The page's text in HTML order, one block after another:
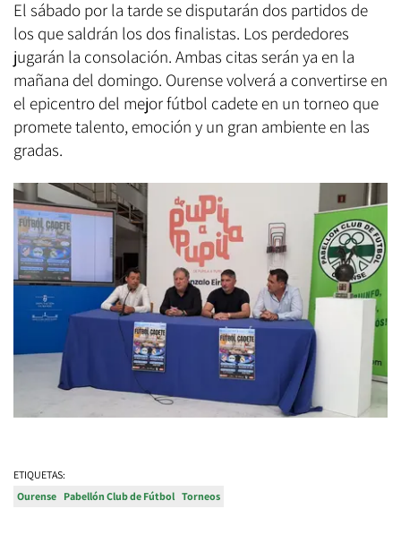
El sábado por la tarde se disputarán dos partidos de
los que saldrán los dos finalistas. Los perdedores
jugarán la consolación. Ambas citas serán ya en la
mañana del domingo. Ourense volverá a convertirse en
el epicentro del mejor fútbol cadete en un torneo que
promete talento, emoción y un gran ambiente en las
gradas.
ETIQUETAS:
Ourense Pabellón Club de Fútbol Torneos